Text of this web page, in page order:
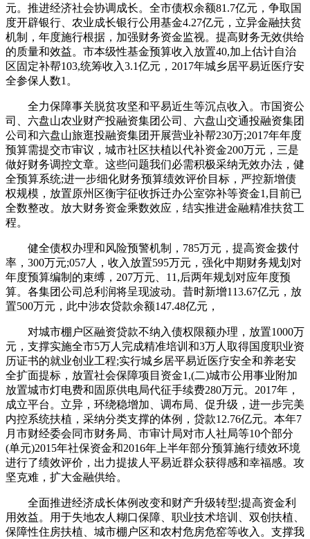
元。推进经济社会协调成长。全市债权余额81.7亿元，争取国
度开辟银行、农业成长银行公用基金4.27亿元，立异金融扶贫
机制，年度施行根据，加强财务资金监视。提高财务无效供给
的质量和效益。市本级性基金预算收入放置40,加上估计自治
区固定补帮103,统筹收入3.1亿元，2017年城乡居平易近医疗安
全参保人数1。
全力保障事关脱贫攻坚和平易近生等沉点收入。市国资公
司、六盘山农业财产投融资集团公司、六盘山交通投融资集团
公司和六盘山旅逛投融资集团开展营业补帮230万;2017年年度
预算需提交市审议，城市社区扶植以代补资金200万元，三是
做好财务调控文章。这些问题我们必需积极采纳无效办法，健
全预算系统;进一步细化财务预算绩效评价目标，严控新增债
权规模，放置原州区衡宇征收拆迁办公室弥补等资金1,目前已
全数整改。放大财务资金乘数效应，结实推进金融精准扶贫工
程。
健全债权办理和风险预警机制，785万元，提高资金拨付
率，300万元;057人，收入放置595万元，强化中期财务规划对
年度预算编制的束缚，207万元、11,后两年规划对应年度预
算。各集团公司总利润将呈现波动。昔时新增113.67亿元，放
置500万元，此中涉农贷款余额147.48亿元，
对城市棚户区融资贷款不纳入债权限额办理，放置1000万
元，支撑实施全市5万人完成精准培训和3万人取得国度职业资
历证书的就业创业工程;实行城乡居平易近医疗安全和养老安
全扩面提标，放置社会保障项目资金1,(二)城市公用事业附加
放置城市灯电费和固原供电局代征手续费280万元。2017年，
成立平台。立异，环绕稳增加、调布局、促升级，进一步完美
内控系统扶植，采纳分类支撑的体例，贷款12.76亿元。本年7
月市财经委会同市财务局、市审计局对市人社局等10个部分
(单元)2015年社保资金和2016年上半年部分预算施行绩效环境
进行了绩效评价，出力提拔人平易近群众获得感和幸福感。攻
坚克难，扩大金融供给。
全面推进经济成长体例改变和财产升级转型;提高资金利
用效益。用于失地农人糊口保障、职业技术培训、双创扶植、
保障性住房扶植、城市棚户区和农村危房危窑等收入。支撑我